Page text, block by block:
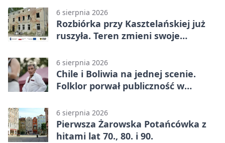
6 sierpnia 2026
Rozbiórka przy Kasztelańskiej już
ruszyła. Teren zmieni swoje
6 sierpnia 2026
Chile i Boliwia na jednej scenie.
Folklor porwał publiczność w
6 sierpnia 2026
Pierwsza Żarowska Potańcówka z
hitami lat 70., 80. i 90.